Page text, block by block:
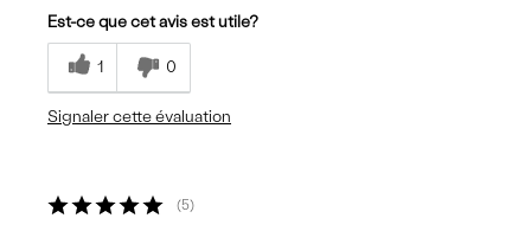
Est-ce que cet avis est utile?
1 0
Signaler cette évaluation
5